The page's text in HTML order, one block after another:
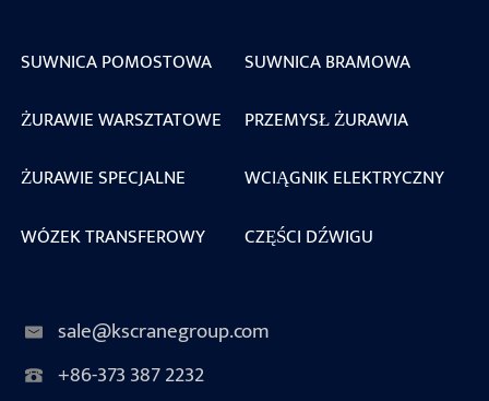
SUWNICA POMOSTOWA
SUWNICA BRAMOWA
ŻURAWIE WARSZTATOWE
PRZEMYSŁ ŻURAWIA
ŻURAWIE SPECJALNE
WCIĄGNIK ELEKTRYCZNY
WÓZEK TRANSFEROWY
CZĘŚCI DŹWIGU
sale@kscranegroup.com
+86-373 387 2232